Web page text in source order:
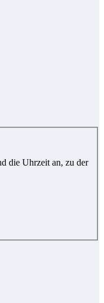
die Uhrzeit an, zu der